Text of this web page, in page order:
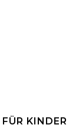
KINDER